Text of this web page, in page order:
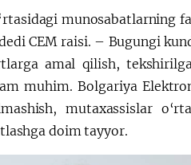
munosabatlarning
CEM raisi. – Bugungi
amal qilish,
muhim. Bolgariya
mutaxassislar
doim tayyor.